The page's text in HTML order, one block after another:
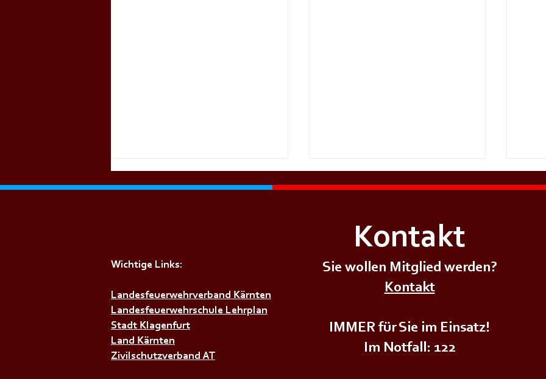
+++𝗚𝗘𝗠𝗘𝗜𝗡𝗦𝗖𝗛𝗔𝗙𝗧𝗦Ü𝗕𝗨𝗡𝗚+++
+++𝗘𝗥𝗦𝗧𝗘 - 𝗛𝗜𝗟𝗙𝗘 𝗞𝗨𝗥𝗦
Kontakt
Wichtige Links:
Landesfeuerwehrverband Kärnten
Landesfeuerwehrschule Lehrplan
Stadt Klagenfurt
Land Kärnten
Zivilschutzverband AT
Sie wollen Mitglied werden?
Kontakt
IMMER für Sie im Einsatz!
Im Notfall: 122